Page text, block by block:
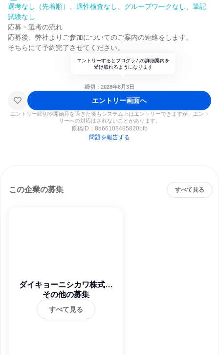
選考なし（先着順）、適性検査なし、グループワークなし、筆記
試験なし
応募・選考の流れ
応募後、弊社よりご参加についてのご案内の連絡をします。
そちらにて予約完了させてください。
エントリーするとプログラムの詳細案内を
受け取れるようになります
締切：2026年8月3日
エントリー画面へ
エントリー締切や開始月を過ぎた後もシステム上はエントリーできますが、エント
リーへの対応はされないことがあります。
原稿ID： 8d66108485820bfb
問題を報告する
この企業の募集 すべて見る
ダイキョーニシカワ株式会
社
その他の募集
すべて見る